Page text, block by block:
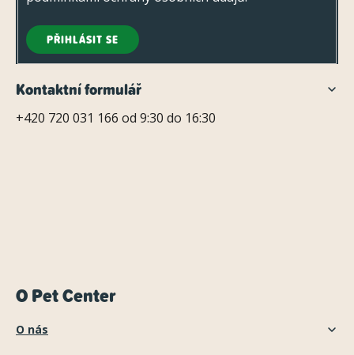
PŘIHLÁSIT SE
Kontaktní formulář
+420 720 031 166 od 9:30 do 16:30
O Pet Center
O nás